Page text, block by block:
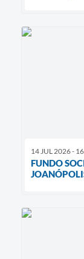
14 JUL 2026 -
FUNDO